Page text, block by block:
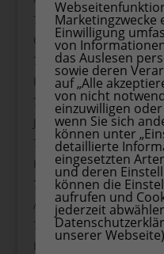
Quark mit Beeren
Pfirsich-Crumble
Joghurt-Eis am Stiel
Kokos-Mango-Pudding
Apfel-Zimt-Creme
Heidelbeer-Muffins
Marketingzwecke
Einwilligung
von
das Auslesen
sowie deren
auf „Alle
von nicht
einzuwilligen oder
wenn Sie sich
können unter
detaillierte
eingesetzten
und deren
können die
aufrufen und
jederzeit
unserer